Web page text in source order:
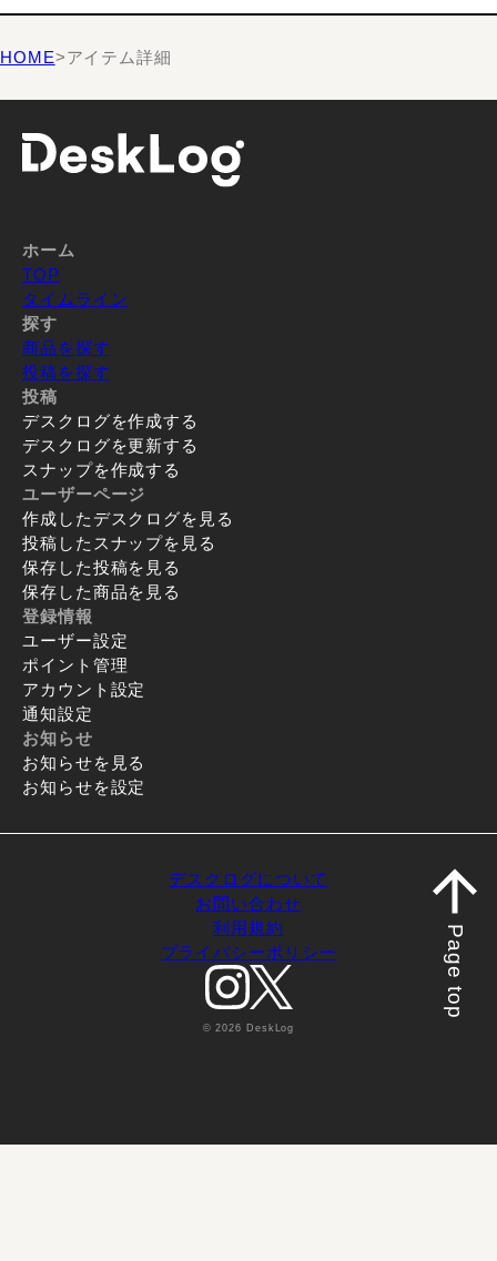
HOME>アイテム詳細
ホーム
TOP
タイムライン
探す
商品を探す
投稿を探す
投稿
デスクログを作成する
デスクログを更新する
スナップを作成する
ユーザーページ
作成したデスクログを見る
投稿したスナップを見る
保存した投稿を見る
保存した商品を見る
登録情報
ユーザー設定
ポイント管理
アカウント設定
通知設定
お知らせ
お知らせを見る
お知らせを設定
デスクログについて
お問い合わせ
利用規約
プライバシーポリシー
© 2026 DeskLog
Page top